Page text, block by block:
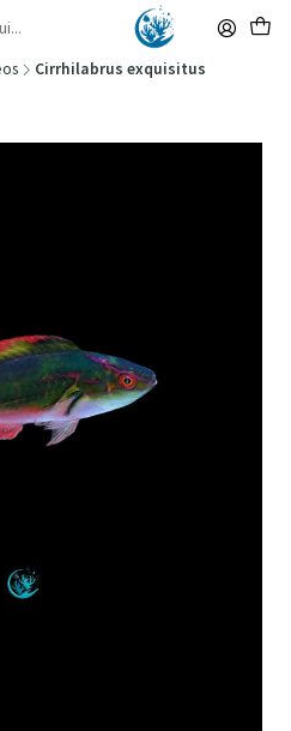
desde 149,90€ (Envio extresso: 14,90€)
mais
Cirrhilabrus exquisitus